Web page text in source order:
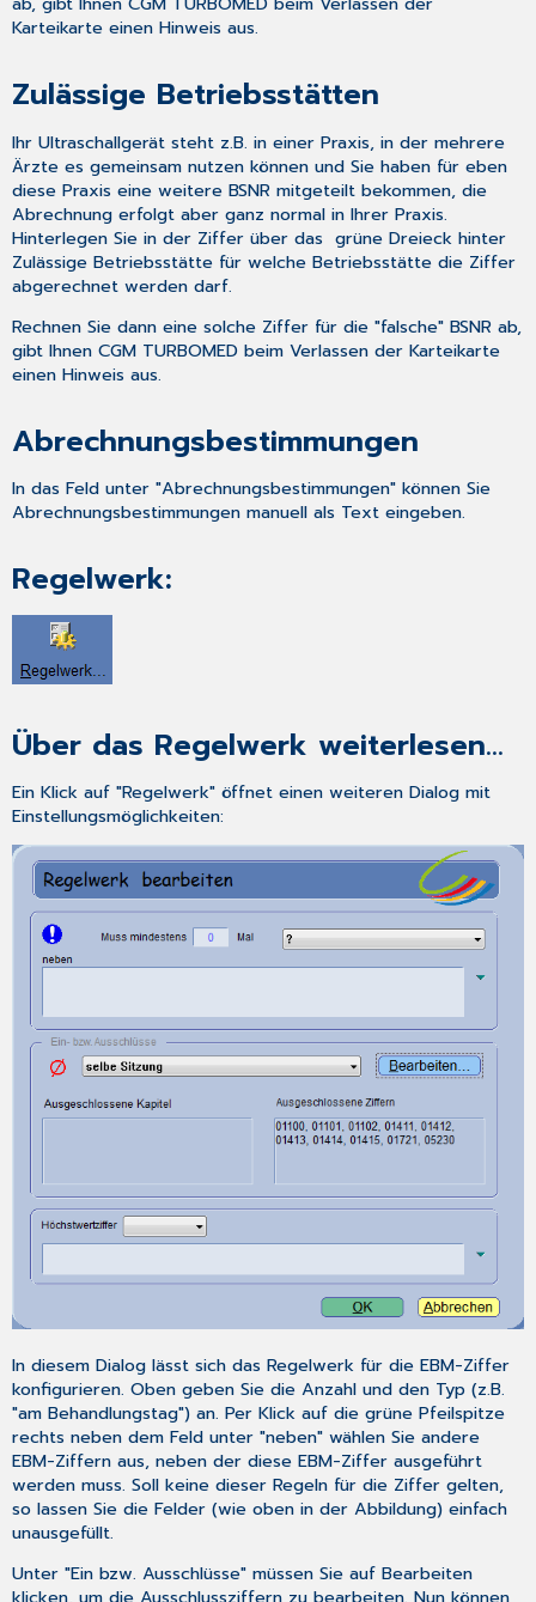
Karteikarte einen Hinweis aus.
Zulässige Betriebsstätten
Ihr Ultraschallgerät steht z.B. in einer Praxis, in der mehrere
Ärzte es gemeinsam nutzen können und Sie haben für eben
diese Praxis eine weitere BSNR mitgeteilt bekommen, die
Abrechnung erfolgt aber ganz normal in Ihrer Praxis.
Hinterlegen Sie in der Ziffer über das grüne Dreieck hinter
Zulässige Betriebsstätte für welche Betriebsstätte die Ziffer
abgerechnet werden darf.
Rechnen Sie dann eine solche Ziffer für die "falsche" BSNR ab,
gibt Ihnen CGM TURBOMED beim Verlassen der Karteikarte
einen Hinweis aus.
Abrechnungsbestimmungen
In das Feld unter "Abrechnungsbestimmungen" können Sie
Abrechnungsbestimmungen manuell als Text eingeben.
Regelwerk:
Über das Regelwerk weiterlesen...
Ein Klick auf "Regelwerk" öffnet einen weiteren Dialog mit
Einstellungsmöglichkeiten:
In diesem Dialog lässt sich das Regelwerk für die EBM-Ziffer
konfigurieren. Oben geben Sie die Anzahl und den Typ (z.B.
"am Behandlungstag") an. Per Klick auf die grüne Pfeilspitze
rechts neben dem Feld unter "neben" wählen Sie andere
EBM-Ziffern aus, neben der diese EBM-Ziffer ausgeführt
werden muss. Soll keine dieser Regeln für die Ziffer gelten,
so lassen Sie die Felder (wie oben in der Abbildung) einfach
unausgefüllt.
Unter "Ein bzw. Ausschlüsse" müssen Sie aufBearbeiten